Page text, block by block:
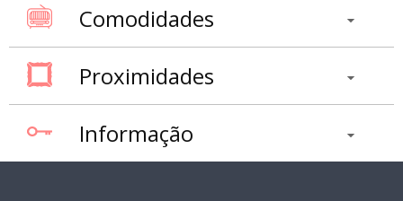
Comodidades
Proximidades
Informação